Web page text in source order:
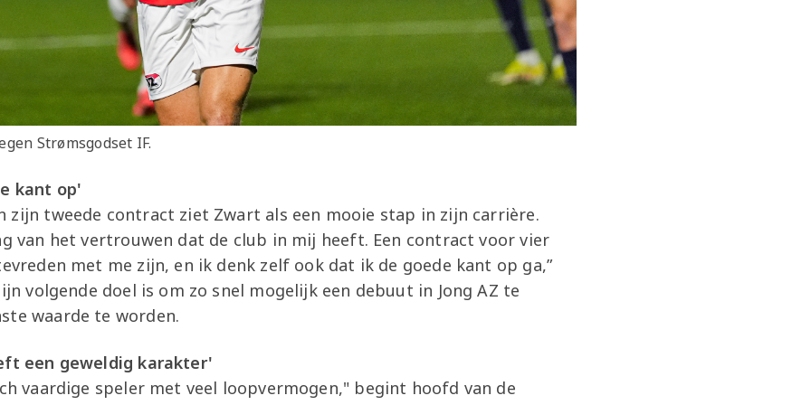
Strømsgodset IF.
kant op'
zijn tweede contract ziet Zwart als een mooie stap in zijn carrière.
van het vertrouwen dat de club in mij heeft. Een contract voor vier
met me zijn, en ik denk zelf ook dat ik de goede kant op ga,”
volgende doel is om zo snel mogelijk een debuut in Jong AZ te
waarde te worden.
een geweldig karakter'
vaardige speler met veel loopvermogen," begint hoofd van de